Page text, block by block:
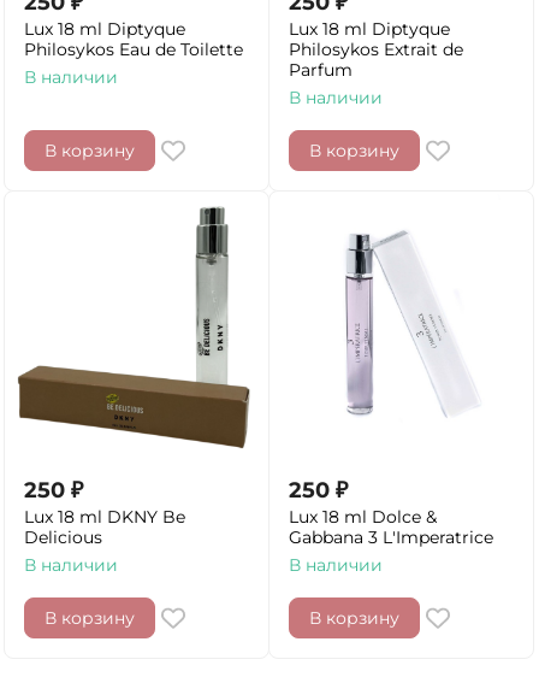
Lux 18 ml Diptyque
Philosykos Eau de Toilette
В наличии
В корзину
Lux 18 ml Diptyque
Philosykos Extrait de
Parfum
В наличии
В корзину
250 ₽
Lux 18 ml DKNY Be
Delicious
В наличии
В корзину
250 ₽
Lux 18 ml Dolce &
Gabbana 3 L'Imperatrice
В наличии
В корзину